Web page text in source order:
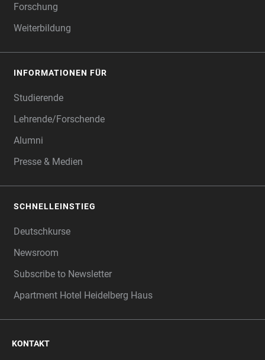
Forschung
Weiterbildung
INFORMATIONEN FÜR
Studierende
Lehrende/Forschende
Alumni
Presse & Medien
SCHNELLEINSTIEG
Deutschkurse
Newsroom
Subscribe to Newsletter
Apartment Hotel Heidelberg Haus
KONTAKT